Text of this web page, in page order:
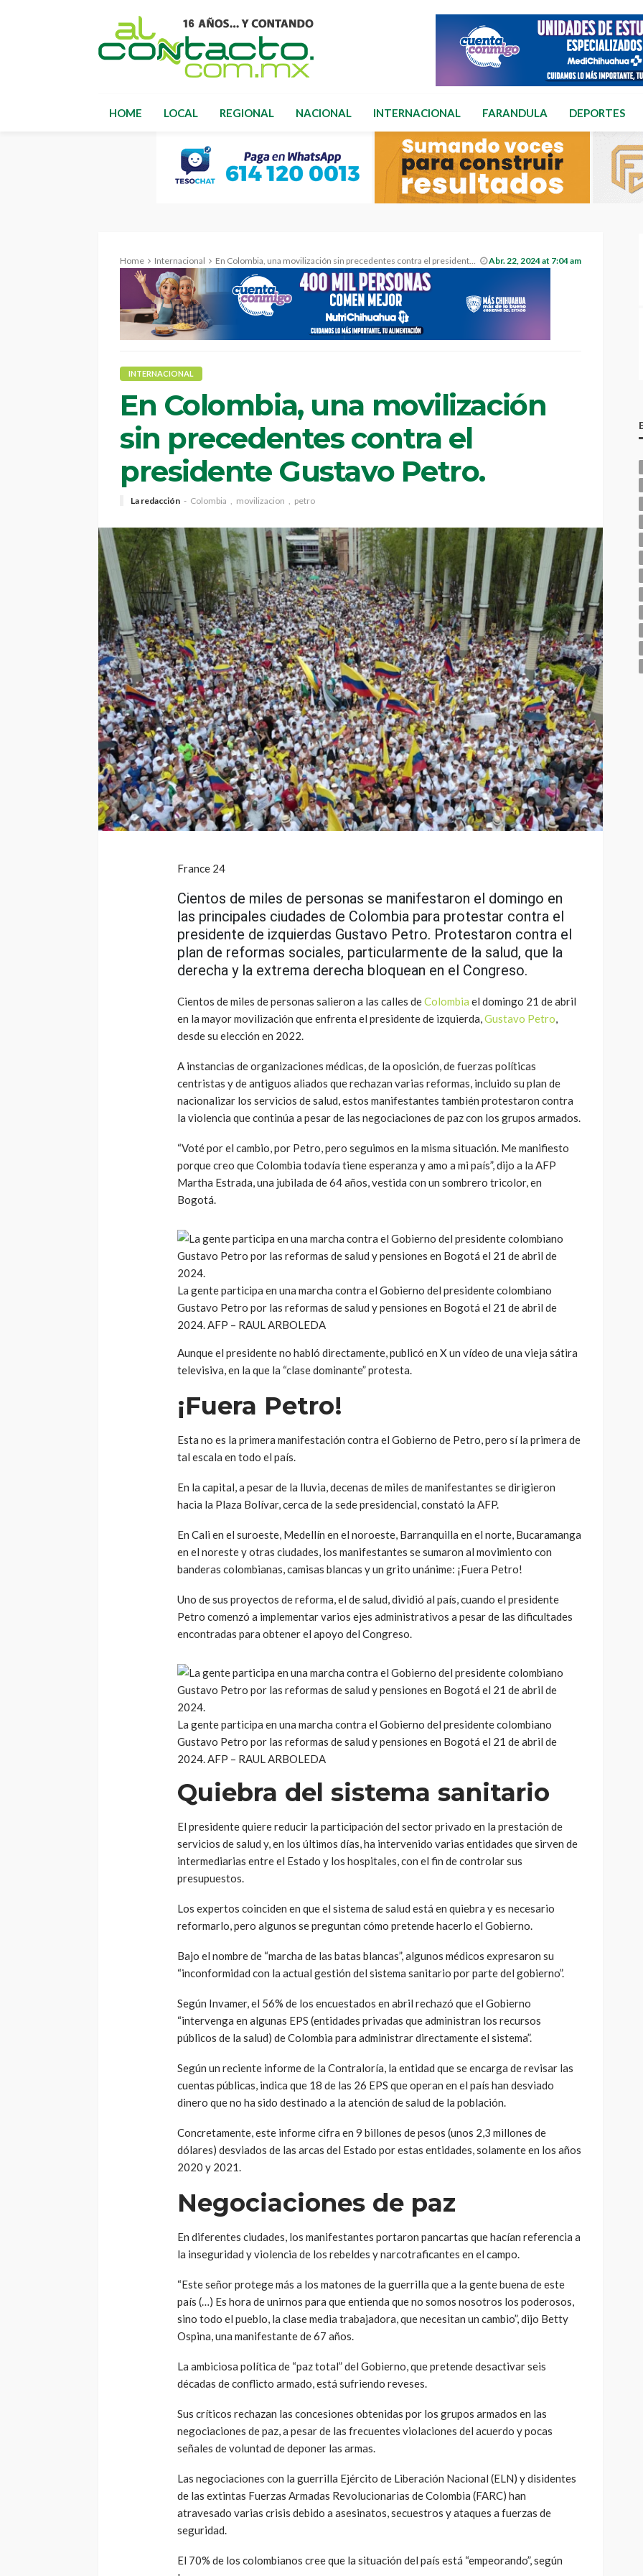
HOME LOCAL REGIONAL NACIONAL INTERNACIONAL FARANDULA DEPORTES
Home Internacional En Colombia, una movilización sin precedentes contra el presidente Gustavo Petro. Abr. 22, 2024 at 7:04 am
INTERNACIONAL
En Colombia, una movilización
sin precedentes contra el
presidente Gustavo Petro.
La redacción Colombia movilizacion petro
France 24
Cientos de miles de personas se manifestaron el domingo en
las principales ciudades de Colombia para protestar contra el
presidente de izquierdas Gustavo Petro. Protestaron contra el
plan de reformas sociales, particularmente de la salud, que la
derecha y la extrema derecha bloquean en el Congreso.
Cientos de miles de personas salieron a las calles deColombia el domingo 21 de abril
en la mayor movilización que enfrenta el presidente de izquierda,Gustavo Petro,
desde su elección en 2022.
A instancias de organizaciones médicas, de la oposición, de fuerzas políticas
centristas y de antiguos aliados que rechazan varias reformas, incluido su plan de
nacionalizar los servicios de salud, estos manifestantes también protestaron contra
la violencia que continúa a pesar de las negociaciones de paz con los grupos armados.
“Voté por el cambio, por Petro, pero seguimos en la misma situación. Me manifiesto
porque creo que Colombia todavía tiene esperanza y amo a mi país”, dijo a la AFP
Martha Estrada, una jubilada de 64 años, vestida con un sombrero tricolor, en
Bogotá.
La gente participa en una marcha contra el Gobierno del presidente colombiano
Gustavo Petro por las reformas de salud y pensiones en Bogotá el 21 de abril de
2024. AFP – RAUL ARBOLEDA
Aunque el presidente no habló directamente, publicó en X un vídeo de una vieja sátira
televisiva, en la que la “clase dominante” protesta.
¡Fuera Petro!
Esta no es la primera manifestación contra el Gobierno de Petro, pero sí la primera de
tal escala en todo el país.
En la capital, a pesar de la lluvia, decenas de miles de manifestantes se dirigieron
hacia la Plaza Bolívar, cerca de la sede presidencial, constató la AFP.
En Cali en el suroeste, Medellín en el noroeste, Barranquilla en el norte, Bucaramanga
en el noreste y otras ciudades, los manifestantes se sumaron al movimiento con
banderas colombianas, camisas blancas y un grito unánime: ¡Fuera Petro!
Uno de sus proyectos de reforma, el de salud, dividió al país, cuando el presidente
Petro comenzó a implementar varios ejes administrativos a pesar de las dificultades
encontradas para obtener el apoyo del Congreso.
La gente participa en una marcha contra el Gobierno del presidente colombiano
Gustavo Petro por las reformas de salud y pensiones en Bogotá el 21 de abril de
2024. AFP – RAUL ARBOLEDA
Quiebra del sistema sanitario
El presidente quiere reducir la participación del sector privado en la prestación de
servicios de salud y, en los últimos días, ha intervenido varias entidades que sirven de
intermediarias entre el Estado y los hospitales, con el fin de controlar sus
presupuestos.
Los expertos coinciden en que el sistema de salud está en quiebra y es necesario
reformarlo, pero algunos se preguntan cómo pretende hacerlo el Gobierno.
Bajo el nombre de “marcha de las batas blancas”, algunos médicos expresaron su
“inconformidad con la actual gestión del sistema sanitario por parte del gobierno”.
Según Invamer, el 56% de los encuestados en abril rechazó que el Gobierno
“intervenga en algunas EPS (entidades privadas que administran los recursos
públicos de la salud) de Colombia para administrar directamente el sistema”.
Según un reciente informe de la Contraloría, la entidad que se encarga de revisar las
cuentas públicas, indica que 18 de las 26 EPS que operan en el país han desviado
dinero que no ha sido destinado a la atención de salud de la población.
Concretamente, este informe cifra en 9 billones de pesos (unos 2,3 millones de
dólares) desviados de las arcas del Estado por estas entidades, solamente en los años
2020 y 2021.
Negociaciones de paz
En diferentes ciudades, los manifestantes portaron pancartas que hacían referencia a
la inseguridad y violencia de los rebeldes y narcotraficantes en el campo.
“Este señor protege más a los matones de la guerrilla que a la gente buena de este
país (…) Es hora de unirnos para que entienda que no somos nosotros los poderosos,
sino todo el pueblo, la clase media trabajadora, que necesitan un cambio”, dijo Betty
Ospina, una manifestante de 67 años.
La ambiciosa política de “paz total” del Gobierno, que pretende desactivar seis
décadas de conflicto armado, está sufriendo reveses.
Sus críticos rechazan las concesiones obtenidas por los grupos armados en las
negociaciones de paz, a pesar de las frecuentes violaciones del acuerdo y pocas
señales de voluntad de deponer las armas.
Las negociaciones con la guerrilla Ejército de Liberación Nacional (ELN) y disidentes
de las extintas Fuerzas Armadas Revolucionarias de Colombia (FARC) han
atravesado varias crisis debido a asesinatos, secuestros y ataques a fuerzas de
seguridad.
El 70% de los colombianos cree que la situación del país está “empeorando”, según